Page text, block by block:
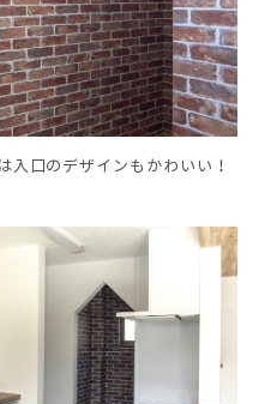
入口のデザインもかわいい！